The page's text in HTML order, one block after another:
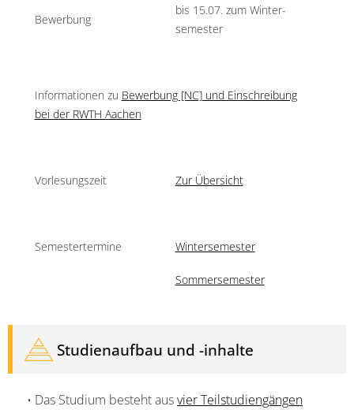
Bewerbung
bis 15.07. zum Winter­
semester
Informationen zu Bewerbung [NC] und Einschreibung
bei der RWTH Aachen
Vorlesungszeit Zur Übersicht
Semestertermine Wintersemester
Sommersemester
Studienaufbau und -inhalte
• Das Studium besteht ausvier Teilstudiengängen